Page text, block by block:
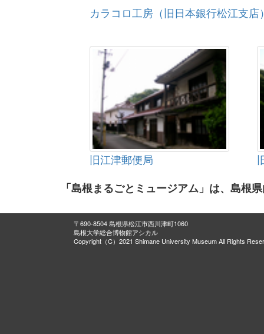
カラコロ工房（旧日本銀行松江支店
旧江津郵便局
「島根まるごとミュージアム」は、島根
〒690-8504 島根県松江市西川津町1060
島根大学総合博物館アシカル
Copyright（C）2021 Shimane University Museum All Rights